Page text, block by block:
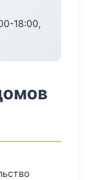
18:00,